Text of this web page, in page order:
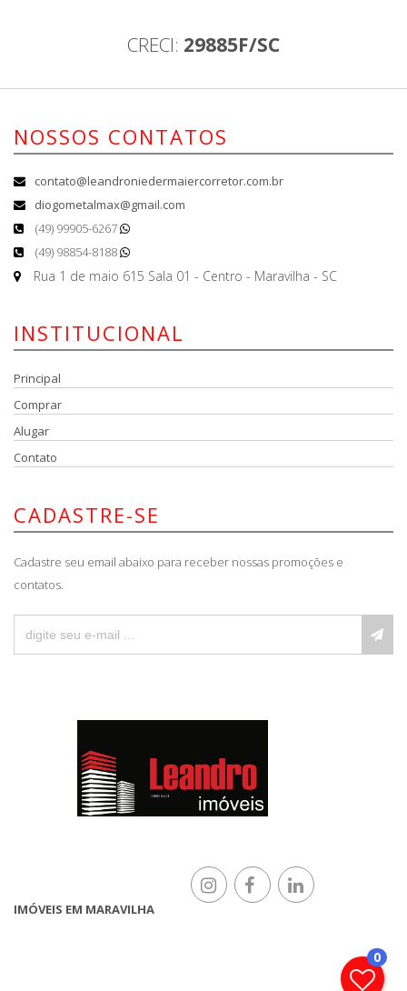
CRECI: 29885F/SC
NOSSOS CONTATOS
contato@leandroniedermaiercorretor.com.br
diogometalmax@gmail.com
(49) 99905-6267
(49) 98854-8188
Rua 1 de maio 615 Sala 01 - Centro - Maravilha - SC
INSTITUCIONAL
Principal
Comprar
Alugar
Contato
CADASTRE-SE
Cadastre seu email abaixo para receber nossas promoções e
contatos.
IMÓVEIS EM MARAVILHA
0